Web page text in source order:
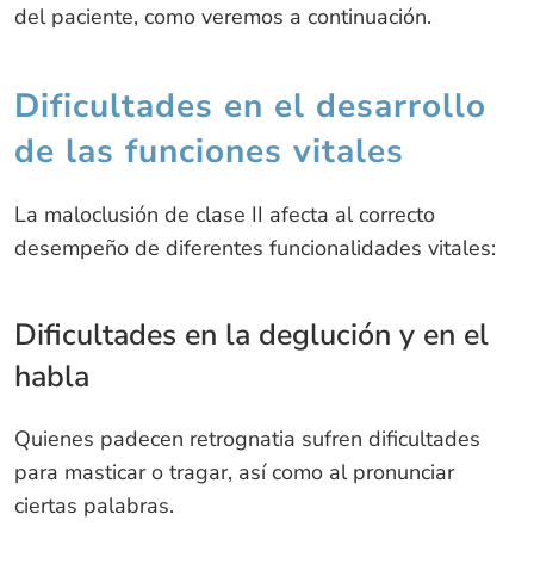
del paciente, como veremos a continuación.
Dificultades en el desarrollo
de las funciones vitales
La maloclusión de clase II afecta al correcto
desempeño de diferentes funcionalidades vitales:
Dificultades en la deglución y en el
habla
Quienes padecen retrognatia sufren dificultades
para masticar o tragar, así como al pronunciar
ciertas palabras.